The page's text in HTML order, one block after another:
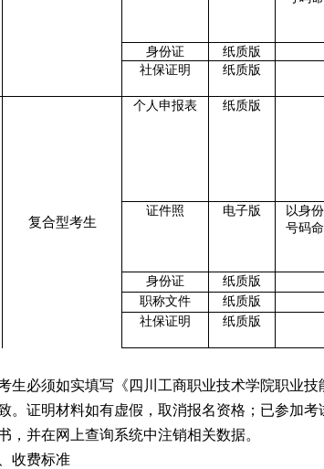
身份证
纸质版
社保证明
纸质版
复合型考生
个人申报表 纸质版
证件照
电子版
以身
号码
身份证
纸质版
职称文件
纸质版
社保证明
纸质版
生必须如实填写《四川工商职业技术学院职业
。证明材料如有虚假，取消报名资格；已参加
，并在网上查询系统中注销相关数据。
收费标准